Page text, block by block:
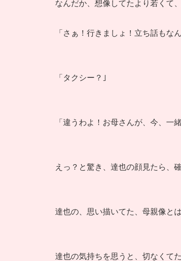
なんだか、想像してたより若くて
「さぁ！行きましょ！立ち話もな
「タクシー？｣
「違うわよ！お母さんが、今、一
えっ？と驚き、達也の顔見たら、
達也の、思い描いてた、母親像と
達也の気持ちを思うと、切なくて